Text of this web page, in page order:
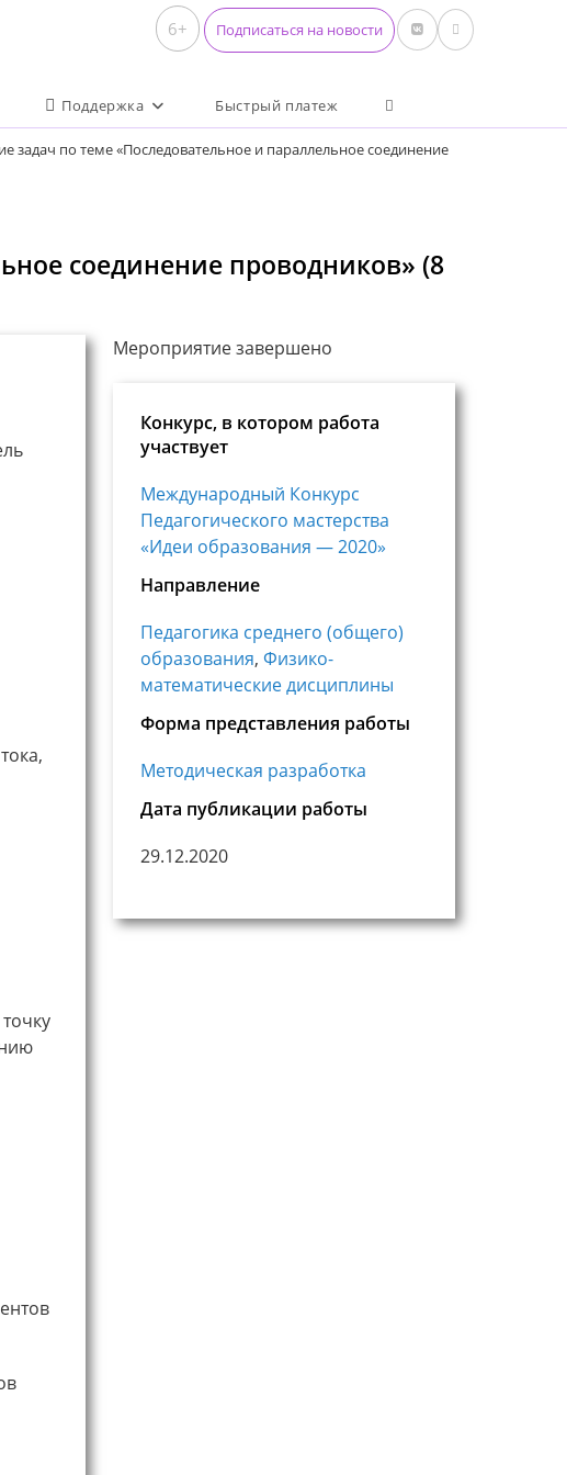
6+ Подписаться на новости
Поддержка Быстрый платеж Переключить поиск по
задач по теме «Последовательное и параллельное соединение
соединение проводников» (8
Мероприятие завершено
Конкурс, в котором работа
участвует
Международный Конкурс
Педагогического мастерства
«Идеи образования — 2020»
Направление
Педагогика среднего (общего)
образования, Физико-
математические дисциплины
Форма представления работы
Методическая разработка
Дата публикации работы
29.12.2020